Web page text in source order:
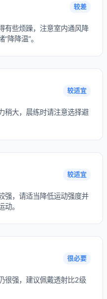
较差
有些烦躁，注意室内通风降
降降温”。
较适宜
稍大，晨练时请注意选择避
较适宜
强，请适当降低运动强度并
。
很必要
很强，建议佩戴透射比2级